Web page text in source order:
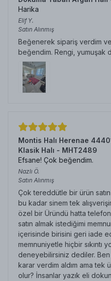
Harika
Elif Y.
Satın Alınmış
Beğenerek sipariş verdim
beğendim. Rengi, yumuşak
Montis Halı Herenae
Klasik Halı - MHT2489
Efsane! Çok beğendim.
Nazlı Ö.
Satın Alınmış
Çok tereddütle bir ürün
bu kadar sinem tek
özel bir Üründü hatta
satın almak istediğimi
içerisinde birisini geri iade
memnuniyetle hiçbir sıkıntı
deneyebilirsiniz dediler.
karar verdim aldım ama tek
olur? İnsanlar yazık eli